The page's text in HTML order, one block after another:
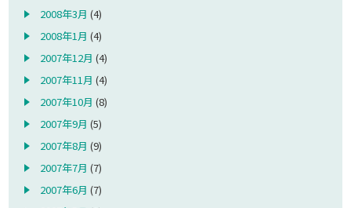
2008年3月 (4)
2008年1月 (4)
2007年12月 (4)
2007年11月 (4)
2007年10月 (8)
2007年9月 (5)
2007年8月 (9)
2007年7月 (7)
2007年6月 (7)